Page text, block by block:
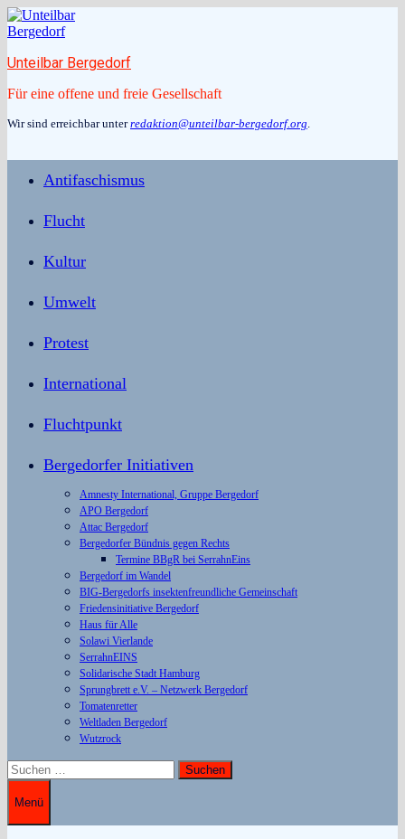
Zum
Inhalt
Unteilbar Bergedorf
Für eine offene und freie Gesellschaft
Wir sind erreichbar unterredaktion@unteilbar-bergedorf.org.
Antifaschismus
Flucht
Kultur
Umwelt
Protest
International
Fluchtpunkt
Bergedorfer Initiativen
Amnesty International, Gruppe Bergedorf
APO Bergedorf
Attac Bergedorf
Bergedorfer Bündnis gegen Rechts
Termine BBgR bei SerrahnEins
Bergedorf im Wandel
BIG-Bergedorfs insektenfreundliche Gemeinschaft
Friedensinitiative Bergedorf
Haus für Alle
Solawi Vierlande
SerrahnEINS
Solidarische Stadt Hamburg
Sprungbrett e.V. – Netzwerk Bergedorf
Tomatenretter
Weltladen Bergedorf
Wutzrock
Suchen
nach:
Menü